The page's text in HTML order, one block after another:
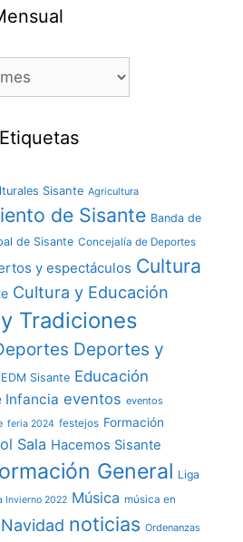
Sisante Agricultura
de Sisante Banda de
de Sisante Concejalía de Deportes
y espectáculos Cultura
Cultura y Educación
Tradiciones
Deportes y
EDM Sisante Educación
Infancia eventos eventos
feria 2024 festejos Formación
Sala Hacemos Sisante
General Liga
Invierno 2022 Música música en
Navidad noticias Ordenanzas